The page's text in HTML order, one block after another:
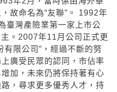
故命名為“友聯”。 1992年
臺灣產險業第一家上市公
。2007年11月公司正式更
有限公司”，經過不斷的努
廣受民眾的認同，市佔率
加，未來仍將保持著有心
，尋求更多優秀人才，持